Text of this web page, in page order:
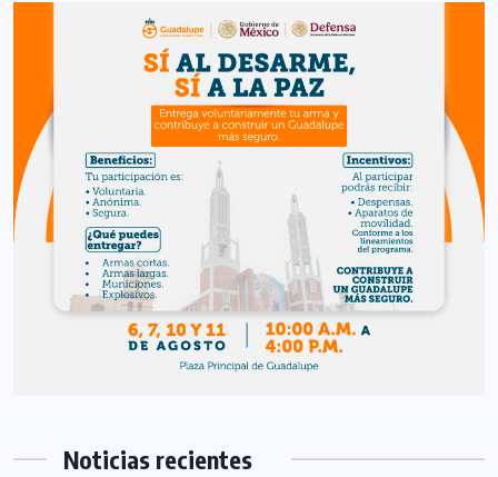
Noticias recientes